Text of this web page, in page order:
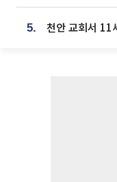
5.